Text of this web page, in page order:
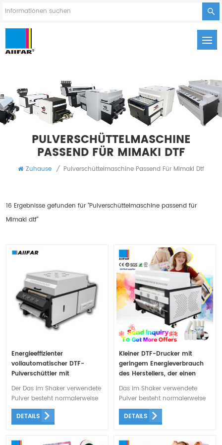
PULVERSCHÜTTELMASCHINE
PASSEND FÜR MIMAKI DTF
Zuhause / Pulverschüttelmaschine Passend Für Mimaki Dtf
16 Ergebnisse gefunden für "Pulverschüttelmaschine passend für
Mimaki dtf"
Energieeffizienter
vollautomatischer DTF-
Pulverschüttler mit
verstecktem Luftreiniger
Der Das im Shaker verwendete
Pulver besteht normalerweise
aus einer Art Kunststoff, der bei
Hitzeeinwirkung schmilzt und
Übertragungsvorgangs mit der
DETAILS
Kleiner DTF-Drucker mit
geringem Energieverbrauch
des Herstellers, der einen
vollautomatischen DTF-
Pulverschüttler und einen
optimale Leistung enthält
Das im Shaker verwendete
Pulver besteht normalerweise
aus einer Art Kunststoff, der bei
Hitzeeinwirkung schmilzt und
Übertragungsvorgangs mit der
DETAILS